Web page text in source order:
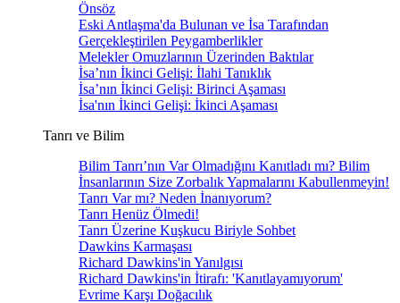
Önsöz
Eski Antlaşma'da Bulunan ve İsa Tarafından
Gerçekleştirilen Peygamberlikler
Melekler Omuzlarının Üzerinden Baktılar
İsa’nın İkinci Gelişi: İlahi Tanıklık
İsa’nın İkinci Gelişi: Birinci Aşaması
İsa'nın İkinci Gelişi: İkinci Aşaması
Tanrı ve Bilim
Bilim Tanrı’nın Var Olmadığını Kanıtladı mı? Bilim
İnsanlarının Size Zorbalık Yapmalarını Kabullenmeyin!
Tanrı Var mı? Neden İnanıyorum?
Tanrı Henüz Ölmedi!
Tanrı Üzerine Kuşkucu Biriyle Sohbet
Dawkins Karmaşası
Richard Dawkins'in Yanılgısı
Richard Dawkins'in İtirafı: 'Kanıtlayamıyorum'
Evrime Karşı Doğacılık